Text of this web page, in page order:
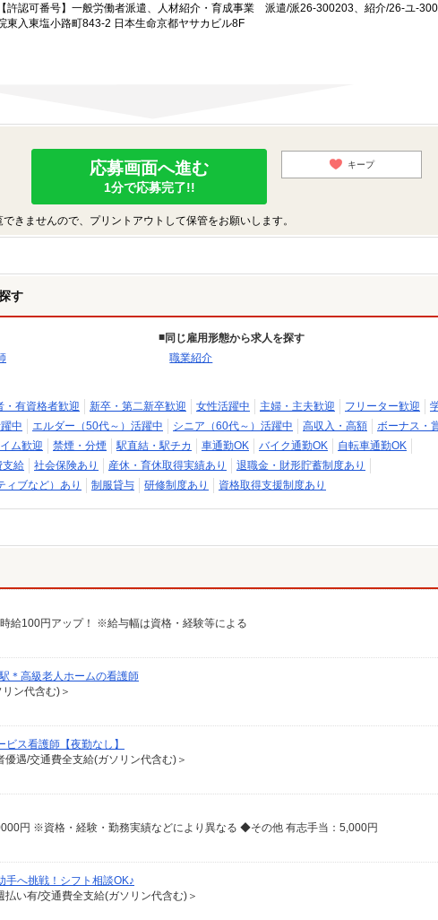
許認可番号】一般労働者派遣、人材紹介・育成事業 派遣/派26-300203、紹介/26-ユ-
東入東塩小路町843-2 日本生命京都ヤサカビル8F
応募画面へ進む
1分で応募完了!!
キープ
きませんので、プリントアウトして保管をお願いします。
す
同じ雇用形態から求人を探す
職業紹介
・有資格者歓迎 新卒・第二新卒歓迎 女性活躍中 主婦・主夫歓迎 フリーター歓迎
中 エルダー（50代～）活躍中 シニア（60代～）活躍中 高収入・高額
ボーナス・
ム歓迎 禁煙・分煙 駅直結・駅チカ 車通勤OK バイク通勤OK
自転車通勤OK
支給 社会保険あり 産休・育休取得実績あり
退職金・財形貯蓄制度あり
ィブなど）あり
制服貸与 研修制度あり 資格取得支援制度あり
給100円アップ！ ※給与幅は資格・経験等による
＊高級老人ホームの看護師
ン代含む)＞
ス看護師【夜勤なし】
遇/交通費全支給(ガソリン代含む)＞
円 ※資格・経験・勤務実績などにより異なる ◆その他 有志手当：5,000円
へ挑戦！シフト相談OK♪
い有/交通費全支給(ガソリン代含む)＞